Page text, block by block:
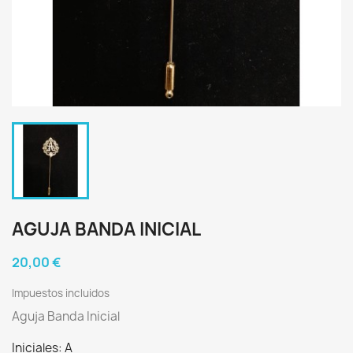
AGUJA BANDA INICIAL
20,00 €
Impuestos incluidos
Aguja Banda Inicial
Iniciales: A